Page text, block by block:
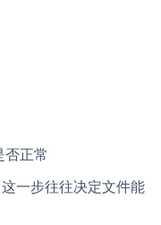
正常
一步往往决定文件能